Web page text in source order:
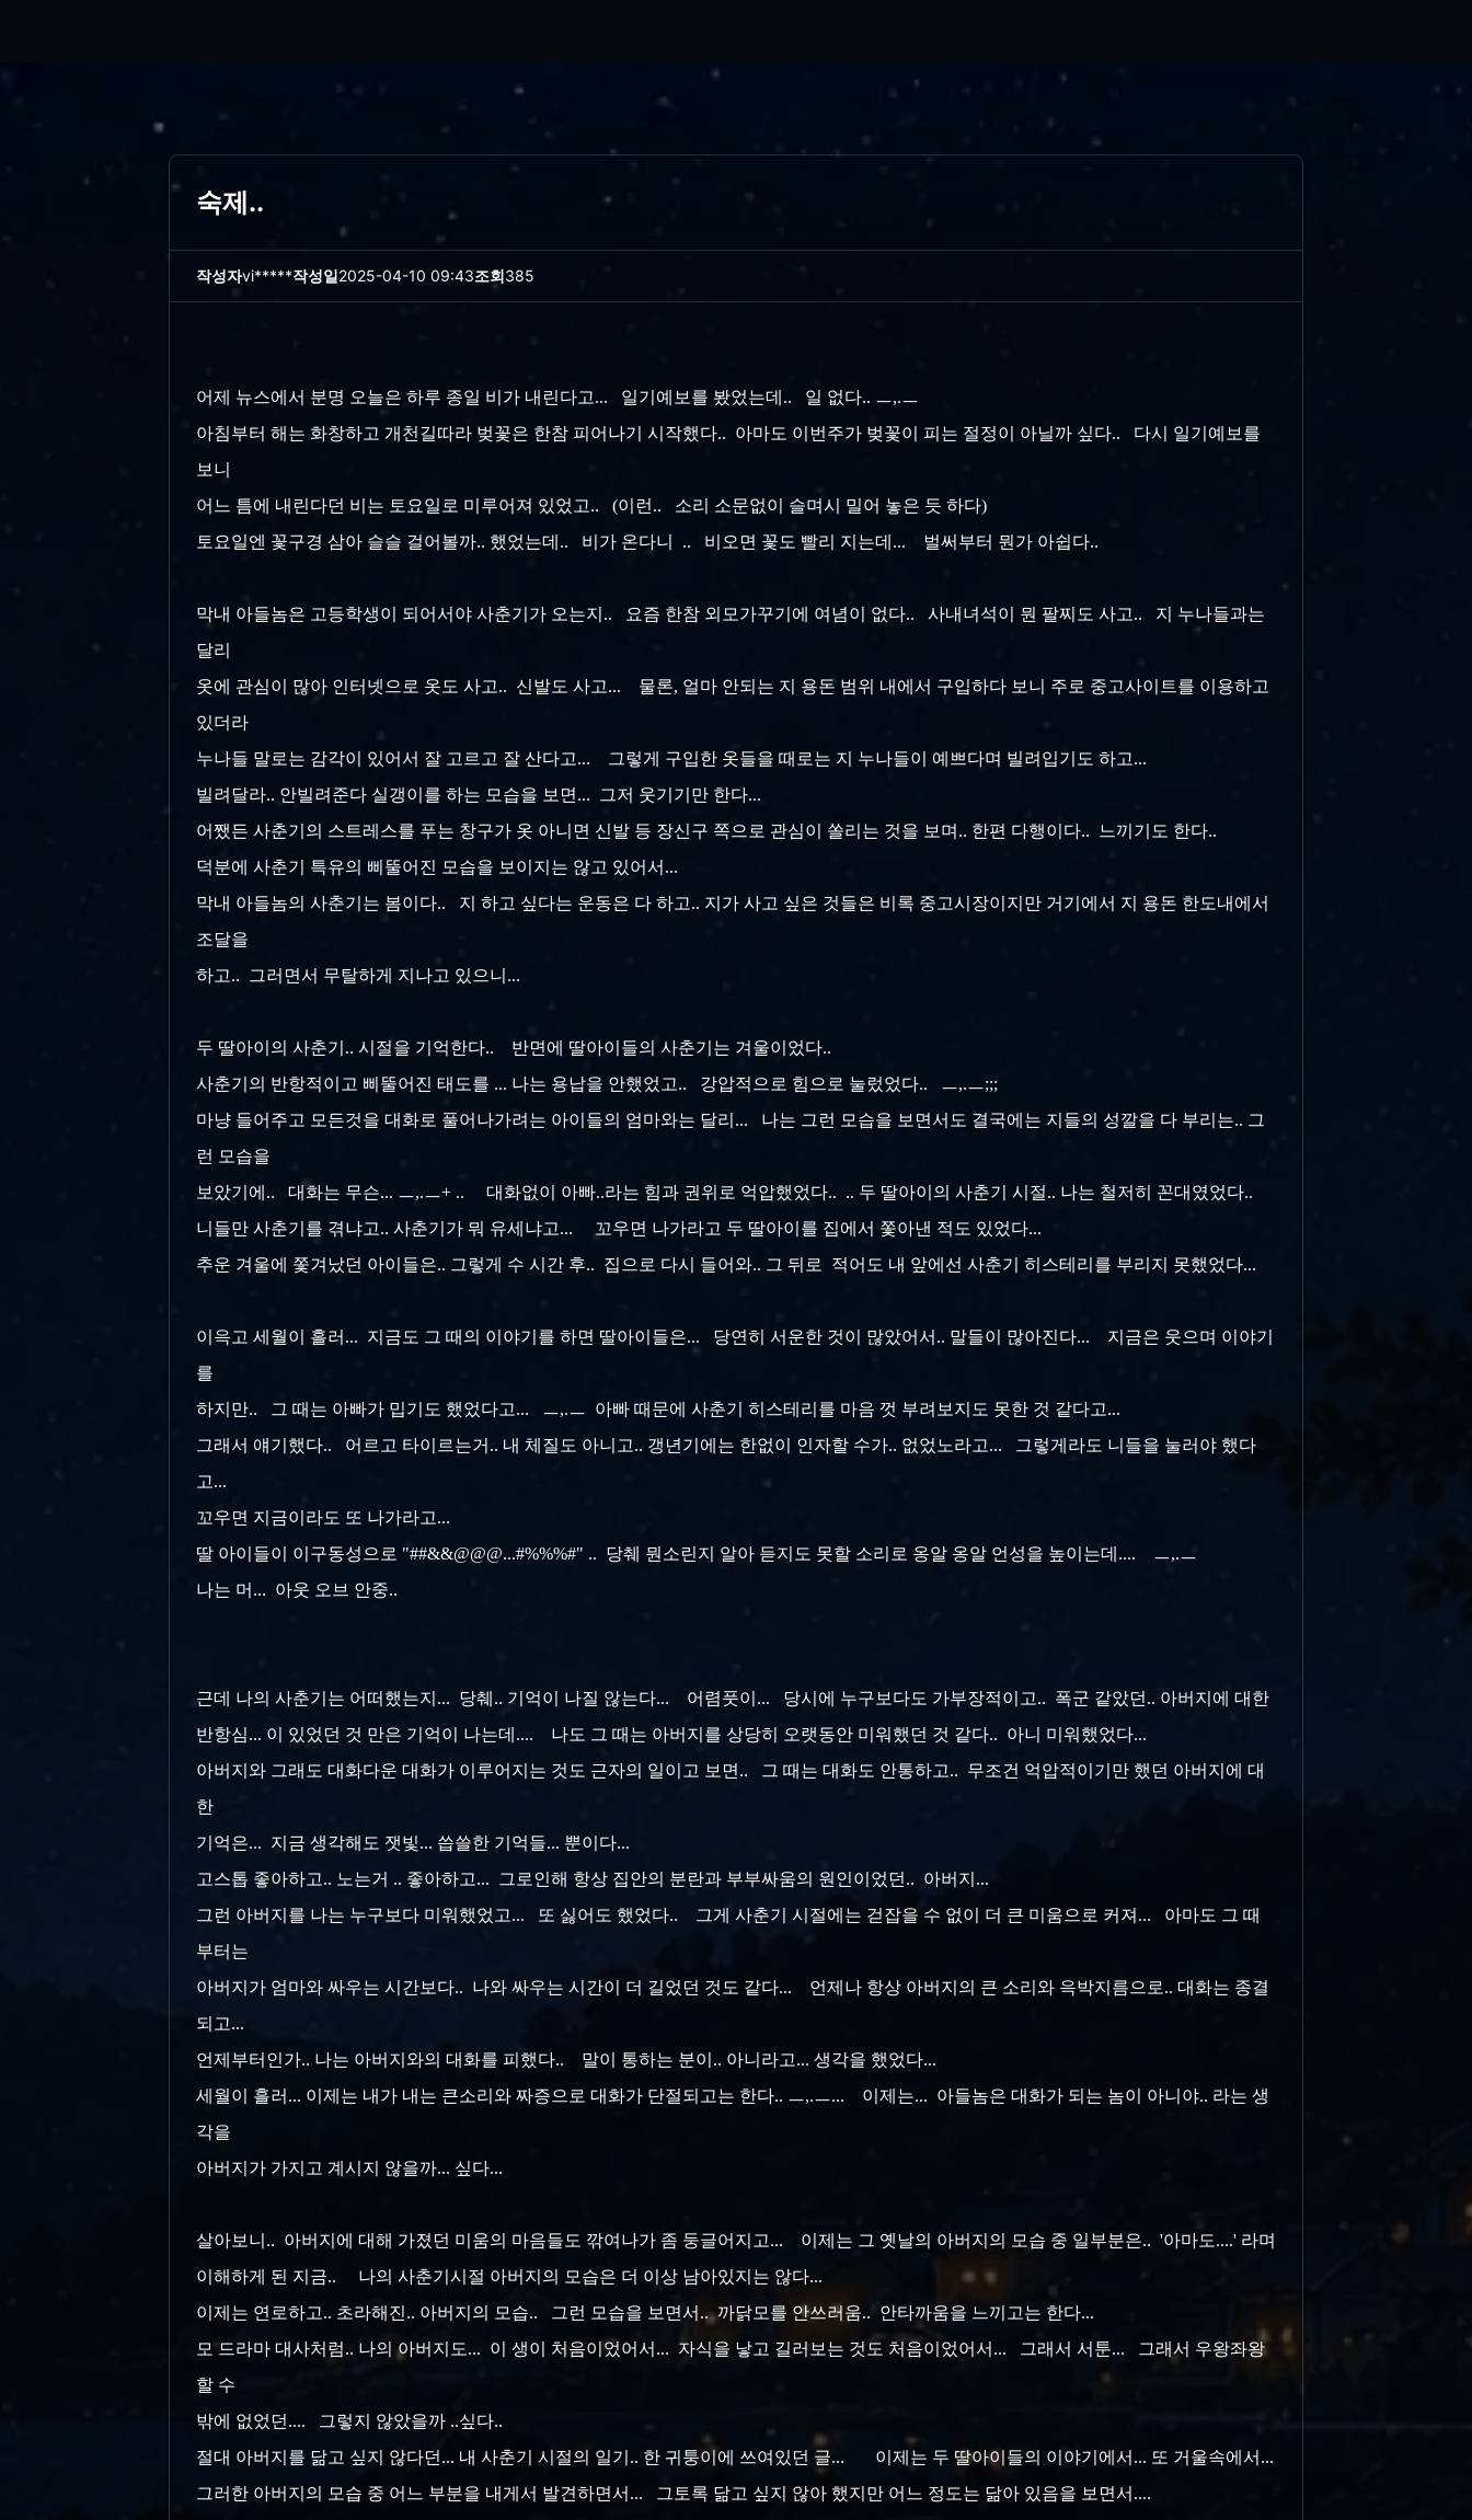
숙제..
작성자vi*****작성일2025-04-10 09:43조회385
어제 뉴스에서 분명 오늘은 하루 종일 비가 내린다고... 일기예보를 봤었는데.. 일 없다.. ㅡ,.ㅡ
아침부터 해는 화창하고 개천길따라 벚꽃은 한참 피어나기 시작했다.. 아마도 이번주가 벚꽃이 피는 절정이 아닐까 싶다.. 다시 일기예보를
보니
어느 틈에 내린다던 비는 토요일로 미루어져 있었고.. (이런.. 소리 소문없이 슬며시 밀어 놓은 듯 하다)
토요일엔 꽃구경 삼아 슬슬 걸어볼까.. 했었는데.. 비가 온다니 .. 비오면 꽃도 빨리 지는데... 벌써부터 뭔가 아쉽다..
막내 아들놈은 고등학생이 되어서야 사춘기가 오는지.. 요즘 한참 외모가꾸기에 여념이 없다.. 사내녀석이 뭔 팔찌도 사고.. 지 누나들과는
달리
옷에 관심이 많아 인터넷으로 옷도 사고.. 신발도 사고... 물론, 얼마 안되는 지 용돈 범위 내에서 구입하다 보니 주로 중고사이트를 이용하고
있더라
누나들 말로는 감각이 있어서 잘 고르고 잘 산다고... 그렇게 구입한 옷들을 때로는 지 누나들이 예쁘다며 빌려입기도 하고...
빌려달라.. 안빌려준다 실갱이를 하는 모습을 보면... 그저 웃기기만 한다...
어쨌든 사춘기의 스트레스를 푸는 창구가 옷 아니면 신발 등 장신구 쪽으로 관심이 쏠리는 것을 보며.. 한편 다행이다.. 느끼기도 한다..
덕분에 사춘기 특유의 삐뚤어진 모습을 보이지는 않고 있어서...
막내 아들놈의 사춘기는 봄이다.. 지 하고 싶다는 운동은 다 하고.. 지가 사고 싶은 것들은 비록 중고시장이지만 거기에서 지 용돈 한도내에서
조달을
하고.. 그러면서 무탈하게 지나고 있으니...
두 딸아이의 사춘기.. 시절을 기억한다.. 반면에 딸아이들의 사춘기는 겨울이었다..
사춘기의 반항적이고 삐뚤어진 태도를 ... 나는 용납을 안했었고.. 강압적으로 힘으로 눌렀었다.. ㅡ,.ㅡ;;;
마냥 들어주고 모든것을 대화로 풀어나가려는 아이들의 엄마와는 달리... 나는 그런 모습을 보면서도 결국에는 지들의 성깔을 다 부리는.. 그
런 모습을
보았기에.. 대화는 무슨... ㅡ,.ㅡ+ .. 대화없이 아빠..라는 힘과 권위로 억압했었다.. .. 두 딸아이의 사춘기 시절.. 나는 철저히 꼰대였었다..
니들만 사춘기를 겪냐고.. 사춘기가 뭐 유세냐고... 꼬우면 나가라고 두 딸아이를 집에서 쫓아낸 적도 있었다...
추운 겨울에 쫓겨났던 아이들은.. 그렇게 수 시간 후.. 집으로 다시 들어와.. 그 뒤로 적어도 내 앞에선 사춘기 히스테리를 부리지 못했었다...
이윽고 세월이 흘러... 지금도 그 때의 이야기를 하면 딸아이들은... 당연히 서운한 것이 많았어서.. 말들이 많아진다... 지금은 웃으며 이야기
를
하지만.. 그 때는 아빠가 밉기도 했었다고... ㅡ,.ㅡ 아빠 때문에 사춘기 히스테리를 마음 껏 부려보지도 못한 것 같다고...
그래서 얘기했다.. 어르고 타이르는거.. 내 체질도 아니고.. 갱년기에는 한없이 인자할 수가.. 없었노라고... 그렇게라도 니들을 눌러야 했다
고...
꼬우면 지금이라도 또 나가라고...
딸 아이들이 이구동성으로 "##&&@@@...#%%%#" .. 당췌 뭔소린지 알아 듣지도 못할 소리로 옹알 옹알 언성을 높이는데.... ㅡ,.ㅡ
나는 머... 아웃 오브 안중..
근데 나의 사춘기는 어떠했는지... 당췌.. 기억이 나질 않는다... 어렴풋이... 당시에 누구보다도 가부장적이고.. 폭군 같았던.. 아버지에 대한
반항심... 이 있었던 것 만은 기억이 나는데.... 나도 그 때는 아버지를 상당히 오랫동안 미워했던 것 같다.. 아니 미워했었다...
아버지와 그래도 대화다운 대화가 이루어지는 것도 근자의 일이고 보면.. 그 때는 대화도 안통하고.. 무조건 억압적이기만 했던 아버지에 대
한
기억은... 지금 생각해도 잿빛... 씁쓸한 기억들... 뿐이다...
고스톱 좋아하고.. 노는거 .. 좋아하고... 그로인해 항상 집안의 분란과 부부싸움의 원인이었던.. 아버지...
그런 아버지를 나는 누구보다 미워했었고... 또 싫어도 했었다.. 그게 사춘기 시절에는 걷잡을 수 없이 더 큰 미움으로 커져... 아마도 그 때
부터는
아버지가 엄마와 싸우는 시간보다.. 나와 싸우는 시간이 더 길었던 것도 같다... 언제나 항상 아버지의 큰 소리와 윽박지름으로.. 대화는 종결
되고...
언제부터인가.. 나는 아버지와의 대화를 피했다.. 말이 통하는 분이.. 아니라고... 생각을 했었다...
세월이 흘러... 이제는 내가 내는 큰소리와 짜증으로 대화가 단절되고는 한다.. ㅡ,.ㅡ... 이제는... 아들놈은 대화가 되는 놈이 아니야.. 라는 생
각을
아버지가 가지고 계시지 않을까... 싶다...
살아보니.. 아버지에 대해 가졌던 미움의 마음들도 깎여나가 좀 둥글어지고... 이제는 그 옛날의 아버지의 모습 중 일부분은.. '아마도....' 라며
이해하게 된 지금.. 나의 사춘기시절 아버지의 모습은 더 이상 남아있지는 않다...
이제는 연로하고.. 초라해진.. 아버지의 모습.. 그런 모습을 보면서.. 까닭모를 안쓰러움.. 안타까움을 느끼고는 한다...
모 드라마 대사처럼.. 나의 아버지도... 이 생이 처음이었어서... 자식을 낳고 길러보는 것도 처음이었어서... 그래서 서툰... 그래서 우왕좌왕
할 수
밖에 없었던.... 그렇지 않았을까 ..싶다..
절대 아버지를 닮고 싶지 않다던... 내 사춘기 시절의 일기.. 한 귀퉁이에 쓰여있던 글... 이제는 두 딸아이들의 이야기에서... 또 거울속에서...
그러한 아버지의 모습 중 어느 부분을 내게서 발견하면서... 그토록 닮고 싶지 않아 했지만 어느 정도는 닮아 있음을 보면서....